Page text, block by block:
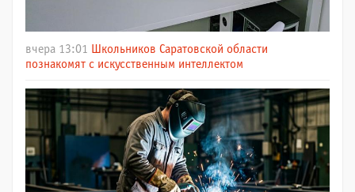
вчера 13:01
Школьников Саратовской области
познакомят с искусственным интеллектом